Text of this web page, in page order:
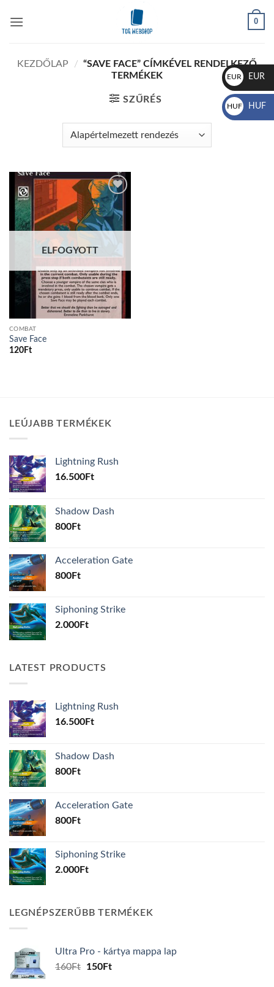
0
KEZDŐLAP / “SAVE FACE” CÍMKÉVEL RENDELKEZŐ
TERMÉKEK
SZŰRÉS
Add to
wishlist
ELFOGYOTT
COMBAT
Save Face
120Ft
LEÚJABB TERMÉKEK
Lightning Rush
16.500Ft
Shadow Dash
800Ft
Acceleration Gate
800Ft
Siphoning Strike
2.000Ft
LATEST PRODUCTS
Lightning Rush
16.500Ft
Shadow Dash
800Ft
Acceleration Gate
800Ft
Siphoning Strike
2.000Ft
LEGNÉPSZERŰBB TERMÉKEK
Ultra Pro - kártya mappa lap
160Ft
Original
150FtCurrent
EUR
€
EUR
HUF
Ft
HUF